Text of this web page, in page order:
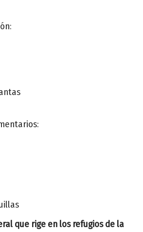
que rige en los refugios de la